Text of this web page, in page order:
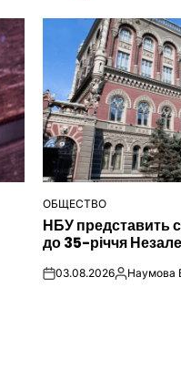
ОПУБЛІКУВАТИ
У
ОБЩЕСТВО
НБУ представить
до 35-річчя
on03.08.2026 Наумова